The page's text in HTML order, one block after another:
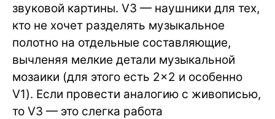
звуковой картины. V3 — наушники для тех,
кто не хочет разделять музыкальное
полотно на отдельные составляющие,
вычленяя мелкие детали музыкальной
мозаики (для этого есть 2×2 и особенно
V1). Если провести аналогию с живописью,
то V3 — это слегка работа